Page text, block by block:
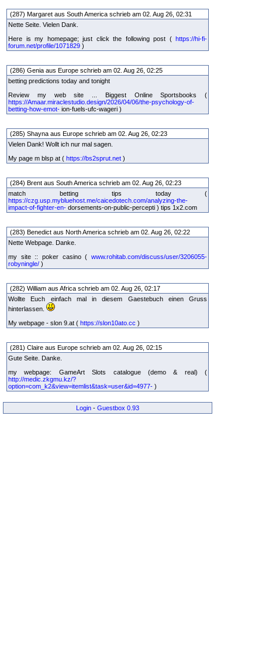
(287) Margaret aus South America schrieb am 02. Aug 26, 02:31
Nette Seite. Vielen Dank.
Here is my homepage; just click the following post ( https://hi-fi-
forum.net/profile/1071829 )
(286) Genia aus Europe schrieb am 02. Aug 26, 02:25
betting predictions today and tonight
Review my web site ... Biggest Online Sportsbooks (
https://Amaar.miraclestudio.design/2026/04/06/the-psychology-of-
betting-how-emot- ion-fuels-ufc-wageri )
(285) Shayna aus Europe schrieb am 02. Aug 26, 02:23
Vielen Dank! Wollt ich nur mal sagen.
My page m blsp at ( https://bs2sprut.net )
(284) Brent aus South America schrieb am 02. Aug 26, 02:23
match betting tips today (
https://czg.usp.mybluehost.me/caicedotech.com/analyzing-the-
impact-of-fighter-en- dorsements-on-public-percepti ) tips 1x2.com
(283) Benedict aus North America schrieb am 02. Aug 26, 02:22
Nette Webpage. Danke.
my site :: poker casino ( www.rohitab.com/discuss/user/3206055-
robyningle/ )
(282) William aus Africa schrieb am 02. Aug 26, 02:17
Wollte Euch einfach mal in diesem Gaestebuch einen Gruss
hinterlassen.
My webpage - slon 9.at ( https://slon10ato.cc )
(281) Claire aus Europe schrieb am 02. Aug 26, 02:15
Gute Seite. Danke.
my webpage: GameArt Slots catalogue (demo & real) (
http://medic.zkgmu.kz/?
option=com_k2&view=itemlist&task=user&id=4977- )
Login - Guestbox 0.93